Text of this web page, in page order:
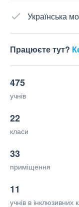
Українська
Працюєте тут?
475
учнів
22
класи
33
приміщення
11
учнів в інклюзивних